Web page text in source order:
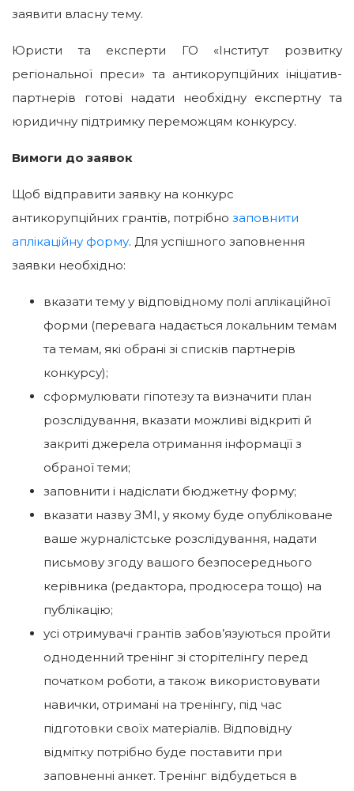
заявити власну тему.
Юристи та експерти ГО «Інститут розвитку
регіональної преси» та антикорупційних ініціатив-
партнерів готові надати необхідну експертну та
юридичну підтримку переможцям конкурсу.
Вимоги до заявок
Щоб відправити заявку на конкурс
антикорупційних грантів, потрібно заповнити
аплікаційну форму. Для успішного заповнення
заявки необхідно:
вказати тему у відповідному полі аплікаційної
форми (перевага надається локальним темам
та темам, які обрані зі списків партнерів
конкурсу);
сформулювати гіпотезу та визначити план
розслідування, вказати можливі відкриті й
закриті джерела отримання інформації з
обраної теми;
заповнити і надіслати бюджетну форму;
вказати назву ЗМІ, у якому буде опубліковане
ваше журналістське розслідування, надати
письмову згоду вашого безпосереднього
керівника (редактора, продюсера тощо) на
публікацію;
усі отримувачі грантів забов’язуються пройти
одноденний тренінг зі сторітелінгу перед
початком роботи, а також використовувати
навички, отримані на тренінгу, під час
підготовки своїх матеріалів. Відповідну
відмітку потрібно буде поставити при
заповненні анкет. Тренінг відбудеться в